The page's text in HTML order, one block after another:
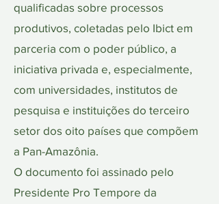
qualificadas sobre processos
produtivos, coletadas pelo Ibict em
parceria com o poder público, a
iniciativa privada e, especialmente,
com universidades, institutos de
pesquisa e instituições do terceiro
setor dos oito países que compõem
a Pan-Amazônia.
O documento foi assinado pelo
Presidente Pro Tempore da